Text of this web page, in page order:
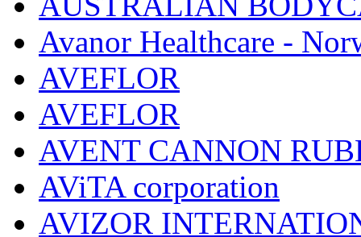
Avanor Healthcare -
AVEFLOR
AVEFLOR
AVENT CANNON
AViTA corporation
AVIZOR